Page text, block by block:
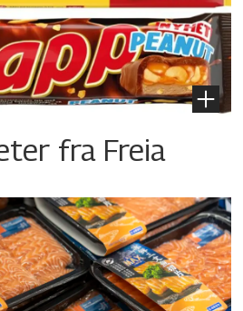
fra Freia